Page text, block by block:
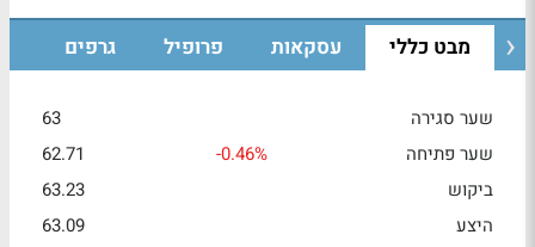
מבט כללי עסקאות פרופיל גרפים
שער סגירה
63
שער פתיחה
-0.46%
62.71
ביקוש
63.23
היצע
63.09